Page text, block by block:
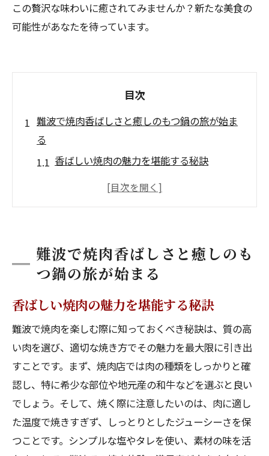
この贅沢な味わいに癒されてみませんか？新たな美食の
可能性があなたを待っています。
目次
難波で焼肉香ばしさと癒しのもつ鍋の旅が始ま
る
香ばしい焼肉の魅力を堪能する秘訣
もつ鍋で味わう心安らぐひととき
もつ鍋の本場の味を難波で発見
焼肉ともつ鍋の旅を満喫するための計画
駅近の焼肉店で出会う新たな風味
隠れた名店の焼肉を楽しむ方法
多彩なメニューで選ぶ焼肉店ガイド
難波駅付近で試すべき焼肉の一皿
地元の人が通うおすすめの焼肉店
焼肉店独自のタレが生む新しい感動
焼肉の香り漂う難波での至福のひととき
難波で焼肉香ばしさと癒しのも
つ鍋の旅が始まる
香ばしい焼肉の魅力を堪能する秘訣
難波で焼肉を楽しむ際に知っておくべき秘訣は、質の高
い肉を選び、適切な焼き方でその魅力を最大限に引き出
すことです。まず、焼肉店では肉の種類をしっかりと確
認し、特に希少な部位や地元産の和牛などを選ぶと良い
でしょう。そして、焼く際に注意したいのは、肉に適し
た温度で焼きすぎず、しっとりとしたジューシーさを保
つことです。シンプルな塩やタレを使い、素材の味を活